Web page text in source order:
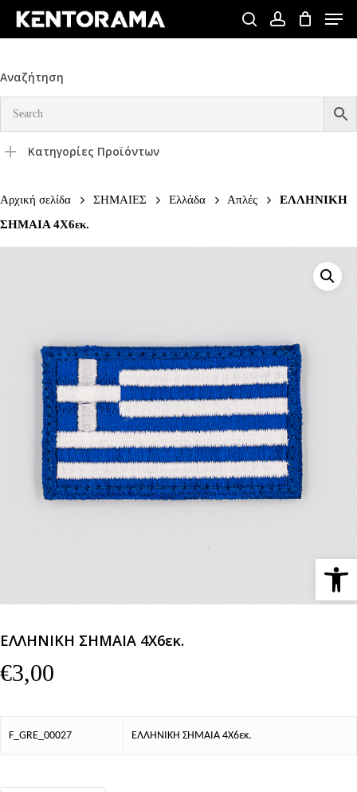
Skip
content
searchaccount
Menu
Αναζήτηση
Κατηγορίες Προϊόντων
Αρχική σελίδα ΣΗΜΑΙΕΣ Ελλάδα Απλές
ΕΛΛΗΝΙΚΗ
ΣΗΜΑΙΑ 4Χ6εκ.
ΕΛΛΗΝΙΚΗ ΣΗΜΑΙΑ 4Χ6εκ.
€3,00
F_GRE_00027 ΕΛΛΗΝΙΚΗ ΣΗΜΑΙΑ 4Χ6εκ.